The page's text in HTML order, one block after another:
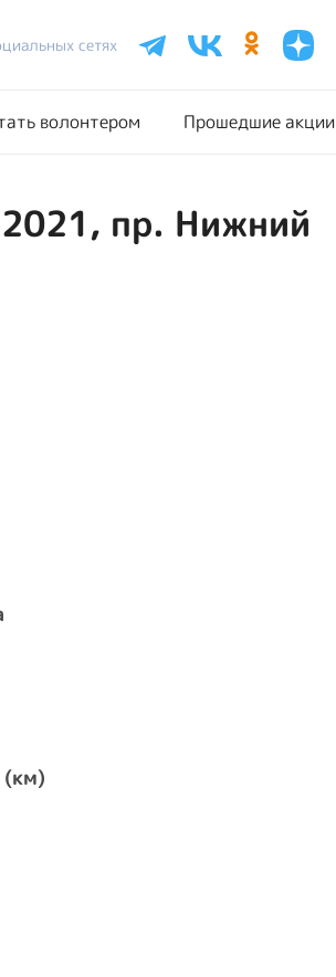
сетях
волонтером Прошедшие акции
Как стать волонтером
пр. Нижний
(км)